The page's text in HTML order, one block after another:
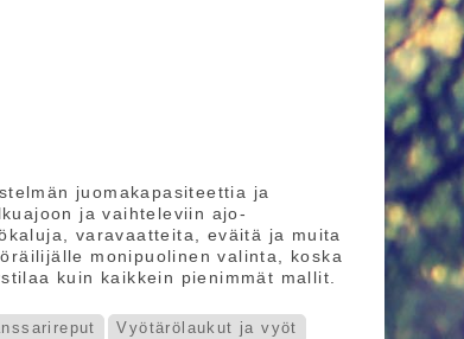
juomakapasiteettia ja
ja vaihteleviin ajo-
varavaatteita, eväitä ja muita
monipuolinen valinta, koska
kuin kaikkein pienimmät mallit.
Vyötärölaukut ja vyöt